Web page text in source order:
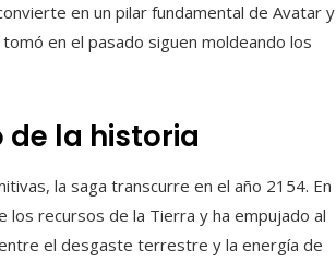
en un pilar fundamental de Avatar y
en el pasado siguen moldeando los
la historia
la saga transcurre en el año 2154. En
los recursos de la Tierra y ha empujado al
el desgaste terrestre y la energía de